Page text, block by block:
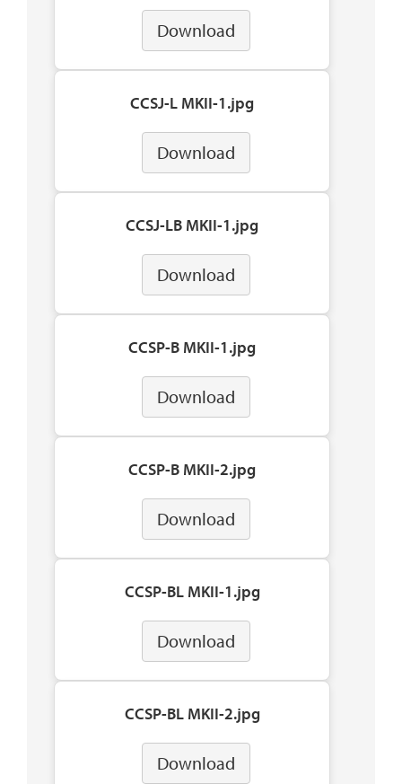
Download
CCSJ-L MKII-1.jpg
Download
CCSJ-LB MKII-1.jpg
Download
CCSP-B MKII-1.jpg
Download
CCSP-B MKII-2.jpg
Download
CCSP-BL MKII-1.jpg
Download
CCSP-BL MKII-2.jpg
Download